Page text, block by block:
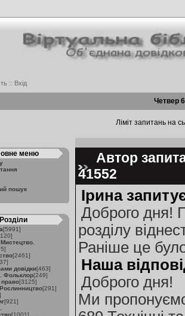
:: Вхід
Четвер
Ліміт запитань на
меню
пошук
Розділи
[5991]
[2461]
довідки[463]
Фольклор[249]
право[3125]
[291]
[921]
[1001]
Автор
41552
Ірина
Доброго дня!
розділу
Раніше це
Наша
Доброго дня!
Ми